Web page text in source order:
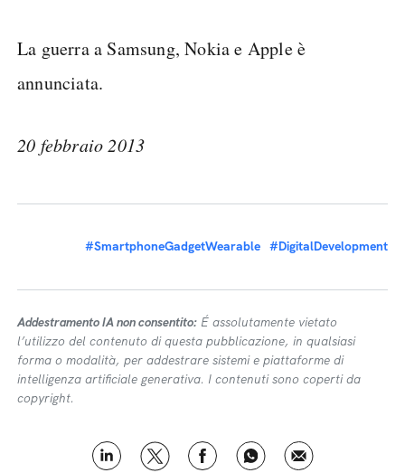
La guerra a Samsung, Nokia e Apple è
annunciata.
20 febbraio 2013
#SmartphoneGadgetWearable #DigitalDevelopment
Addestramento IA non consentito: É assolutamente vietato
l’utilizzo del contenuto di questa pubblicazione, in qualsiasi
forma o modalità, per addestrare sistemi e piattaforme di
intelligenza artificiale generativa. I contenuti sono coperti da
copyright.